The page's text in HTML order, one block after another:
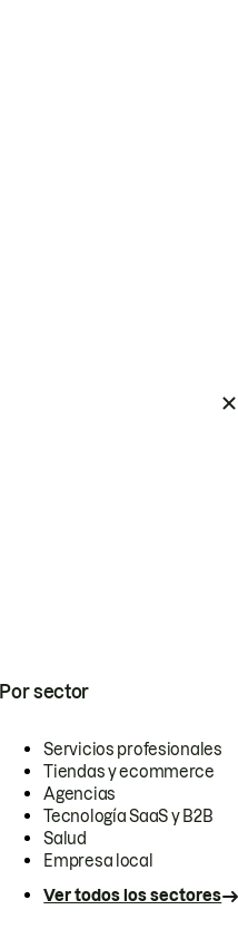
Por sector
Servicios profesionales
Tiendas y ecommerce
Agencias
Tecnología SaaS y B2B
Salud
Empresa local
Ver todos los sectores